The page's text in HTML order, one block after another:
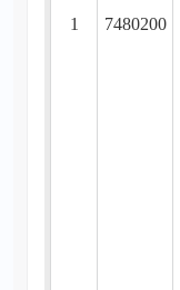
1 7480200